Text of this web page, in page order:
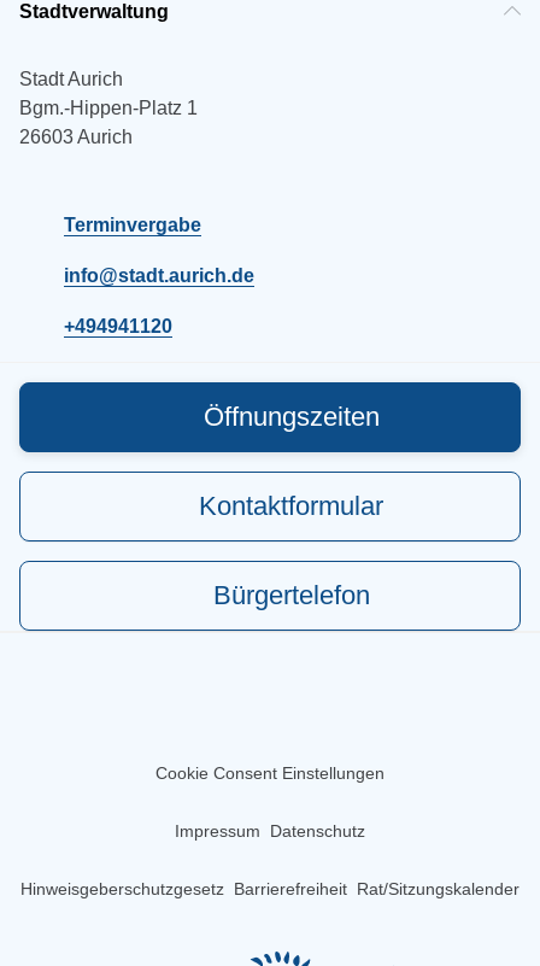
Stadtverwaltung
Stadt Aurich
Bgm.-Hippen-Platz 1
26603 Aurich
Terminvergabe
info@stadt.aurich.de
+494941120
Öffnungszeiten
Kontaktformular
Bürgertelefon
Cookie Consent Einstellungen
Impressum Datenschutz
Hinweisgeberschutzgesetz Barrierefreiheit Rat/Sitzungskalender